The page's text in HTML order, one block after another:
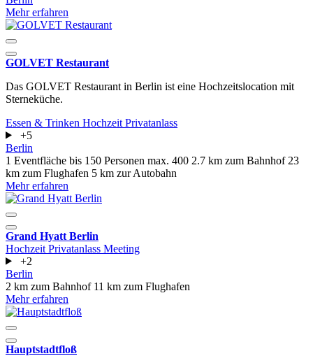
Mehr erfahren
GOLVET Restaurant
Das GOLVET Restaurant in Berlin ist eine Hochzeitslocation mit
Sterneküche.
Essen & Trinken Hochzeit Privatanlass
+5
Berlin
1 Eventfläche bis 150 Personen max. 400 2.7 km zum Bahnhof 23
km zum Flughafen 5 km zur Autobahn
Mehr erfahren
Grand Hyatt Berlin
Hochzeit Privatanlass Meeting
+2
Berlin
2 km zum Bahnhof 11 km zum Flughafen
Mehr erfahren
Hauptstadtfloß